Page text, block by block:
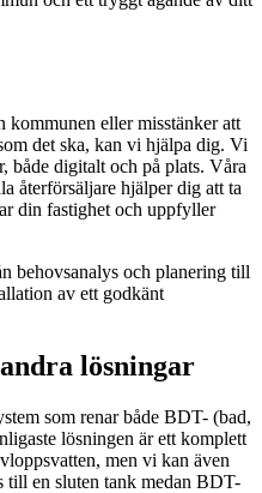
kommunen eller misstänker att
det ska, kan vi hjälpa dig. Vi
både digitalt och på plats. Våra
återförsäljare hjälper dig att ta
din fastighet och uppfyller
behovsanalys och planering till
av ett godkänt
lösningar
som renar både BDT- (bad,
lösningen är ett komplett
men vi kan även
till en sluten tank medan BDT-